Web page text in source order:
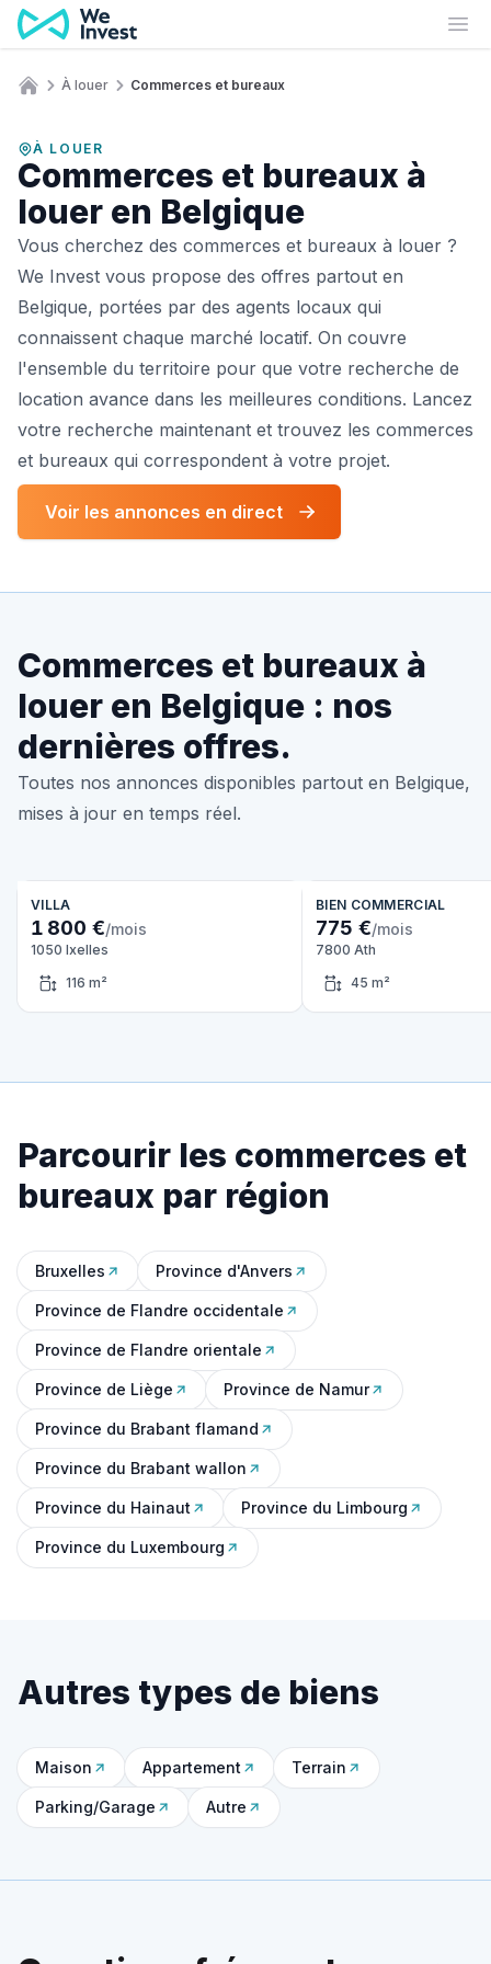
Aller au contenu
À louer Commerces et bureaux
À LOUER
Commerces et bureaux à
louer en Belgique
Vous cherchez des commerces et bureaux à louer ?
We Invest vous propose des offres partout en
Belgique, portées par des agents locaux qui
connaissent chaque marché locatif. On couvre
l'ensemble du territoire pour que votre recherche de
location avance dans les meilleures conditions. Lancez
votre recherche maintenant et trouvez les commerces
et bureaux qui correspondent à votre projet.
Voir les annonces en direct
Commerces et bureaux à
louer en Belgique : nos
dernières offres.
Toutes nos annonces disponibles partout en Belgique,
mises à jour en temps réel.
VILLA
1 800 €/mois
1050 Ixelles
116 m²
BIEN COMMERCIAL
775 €/mois
7800 Ath
45 m²
Parcourir les commerces et
bureaux par région
Bruxelles Province d'Anvers
Province de Flandre occidentale
Province de Flandre orientale
Province de Liège Province de Namur
Province du Brabant flamand
Province du Brabant wallon
Province du Hainaut Province du Limbourg
Province du Luxembourg
Autres types de biens
Maison Appartement Terrain
Parking/Garage Autre